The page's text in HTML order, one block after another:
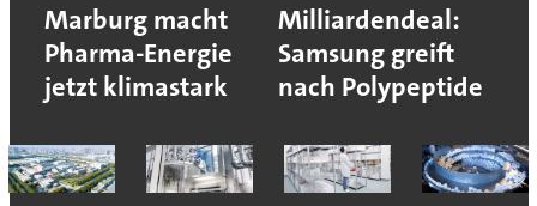
Marburg macht
Pharma-Energie
jetzt klimastark
Milliardendeal:
Samsung greift
nach Polypeptide